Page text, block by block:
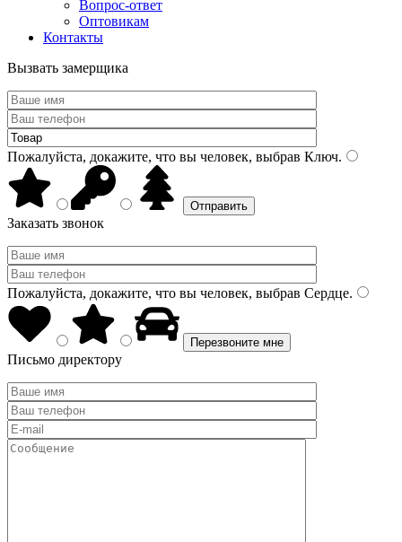
Вопрос-ответ
Оптовикам
Контакты
Вызвать замерщика
Пожалуйста, докажите, что вы человек, выбрав Ключ.
Заказать звонок
Пожалуйста, докажите, что вы человек, выбрав Сердце.
Письмо директору